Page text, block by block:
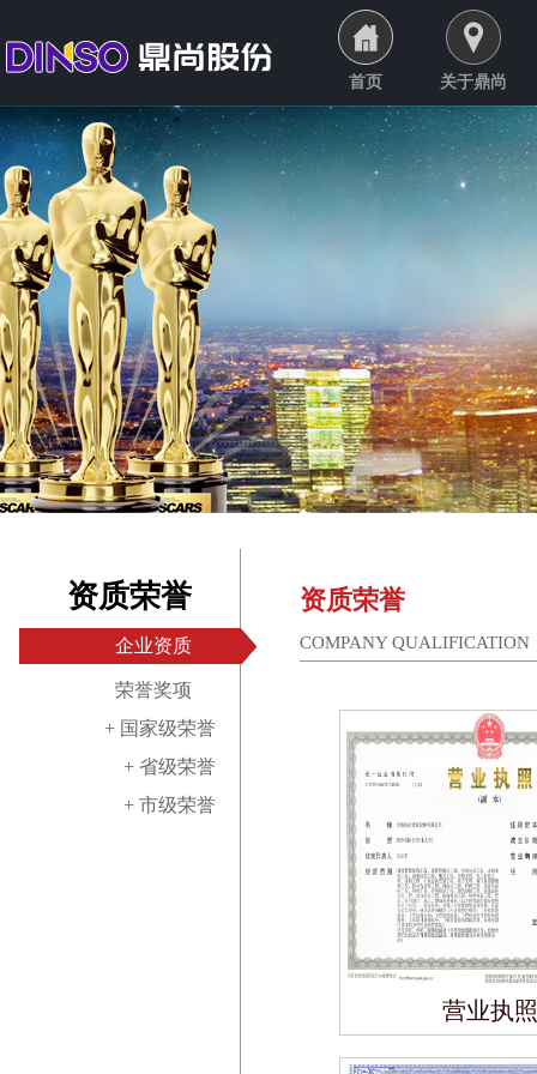
首页 关于鼎尚
资质荣誉
企业资质
荣誉奖项
+ 国家级荣誉
+ 省级荣誉
+ 市级荣誉
资质荣誉
COMPANY QUALIFICATION
营业执照